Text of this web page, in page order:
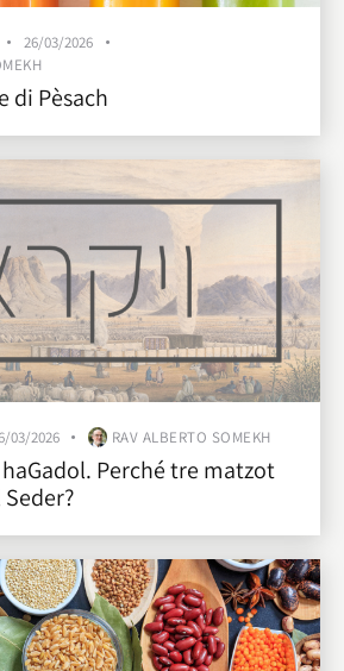
26/03/2026
di Pèsach
03/2026 RAV ALBERTO SOMEKH
Perché tre matzot